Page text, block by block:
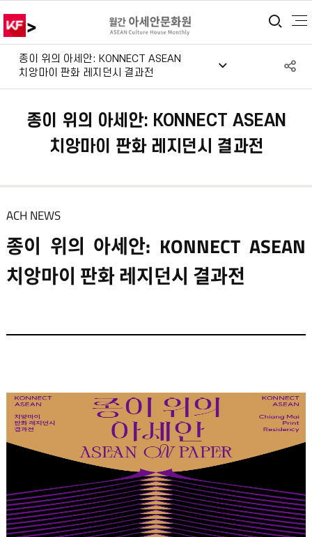
> 통
종이 위의 아세안: KONNECT ASEAN
치앙마이 판화 레지던시 결과전
종이 위의 아세안: KONNECT ASEAN
치앙마이 판화 레지던시 결과전
ACH NEWS
종이 위의 아세안: KONNECT ASEAN
치앙마이 판화 레지던시 결과전